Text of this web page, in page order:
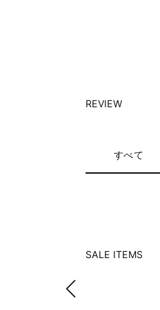
REVIEW
すべて
SALE ITEMS